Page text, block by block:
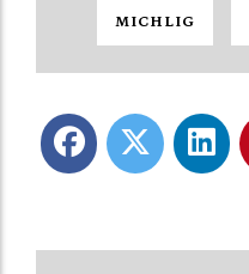
MICHLIG